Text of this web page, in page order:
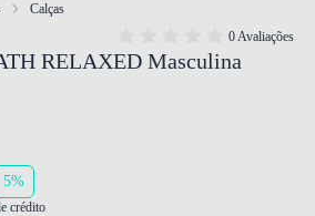
Calças
0 Avaliações
RELAXED Masculina
5%
crédito